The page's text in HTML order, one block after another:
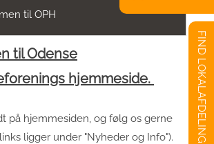
til OPH
til Odense
hjemmeside.
på hjemmesiden, og følg os gerne
ligger under "Nyheder og Info").
FIND LOKALAFDELING